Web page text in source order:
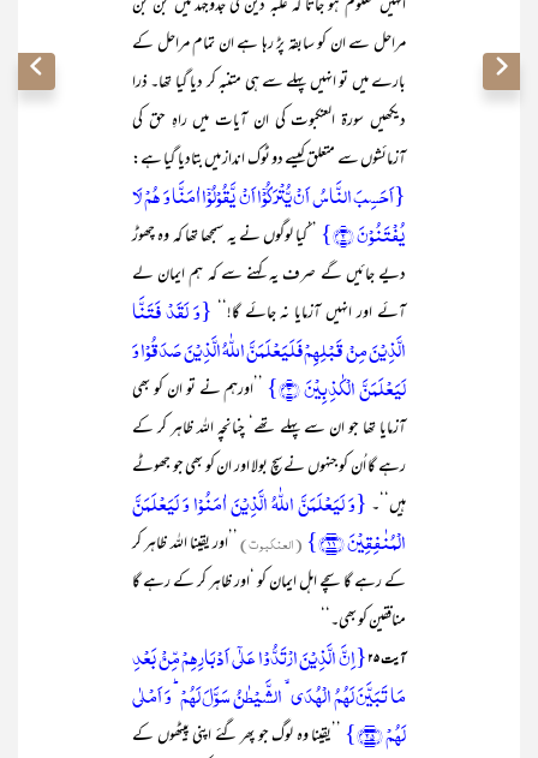
انہیں معلوم ہو جاتا کہ غلبہ دین کی جدوجہد میں جن جن
مراحل سے ان کو سابقہ پڑ رہا ہے ان تمام مراحل کے
بارے میں تو انہیں پہلے سے ہی متنبہ کر دیا گیا تھا۔ ذرا
دیکھیں سورۃ العنکبوت کی ان آیات میں راہِ حق کی
آزمائشوں سے متعلق کیسے دو ٹوک انداز میں بتادیا گیا ہے:
{اَحَسِبَ النَّاسُ اَنۡ یُّتۡرَکُوۡۤا اَنۡ یَّقُوۡلُوۡۤا اٰمَنَّا وَ ہُمۡ لَا
یُفۡتَنُوۡنَ ﴿۲﴾}
’’کیا لوگوں نے یہ سمجھا تھا کہ وہ چھوڑ
دیے جائیں گے صرف یہ کہنے سے کہ ہم ایمان لے
آئے اور انہیں آزمایا نہ جائے گا!‘‘ {وَ لَقَدۡ فَتَنَّا
الَّذِیۡنَ مِنۡ قَبۡلِہِمۡ فَلَیَعۡلَمَنَّ اللّٰہُ الَّذِیۡنَ صَدَقُوۡا وَ
لَیَعۡلَمَنَّ الۡکٰذِبِیۡنَ ﴿۳﴾}
’’اورہم نے تو ان کو بھی
آزمایا تھا جو ان سے پہلے تھے‘ چنانچہ اللہ ظاہر کر کے
رہے گا اُن کو جنہوں نے سچ بولا اور ان کو بھی جو جھوٹے
ہیں‘‘۔ {وَ لَیَعۡلَمَنَّ اللّٰہُ الَّذِیۡنَ اٰمَنُوۡا وَ لَیَعۡلَمَنَّ
الۡمُنٰفِقِیۡنَ ﴿۱۱﴾}
(العنکبوت) ’’اور یقینا اللہ ظاہر کر
کے رہے گا سچے اہل ایمان کو ‘اور ظاہر کر کے رہے گا
منافقین کو بھی۔‘‘
آیت ۲۵ {اِنَّ الَّذِیۡنَ ارۡتَدُّوۡا عَلٰۤی اَدۡبَارِہِمۡ مِّنۡۢ بَعۡدِ
مَا تَبَیَّنَ لَہُمُ الۡہُدَی ۙ الشَّیۡطٰنُ سَوَّلَ لَہُمۡ ؕ وَ اَمۡلٰی
لَہُمۡ ﴿۲۵﴾}
’’یقینا وہ لوگ جو پھر گئے اپنی پیٹھوں کے